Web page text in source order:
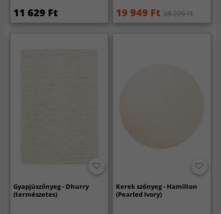
11 629 Ft 19 949 Ft 28 279 Ft
Gyapjúszőnyeg - Dhurry
(természetes)
Kerek szőnyeg - Hamilton
(Pearled Ivory)